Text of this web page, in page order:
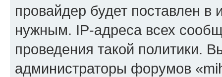
провайдер будет поставлен в
нужным. IP-адреса всех
проведения такой политики.
администраторы форумов